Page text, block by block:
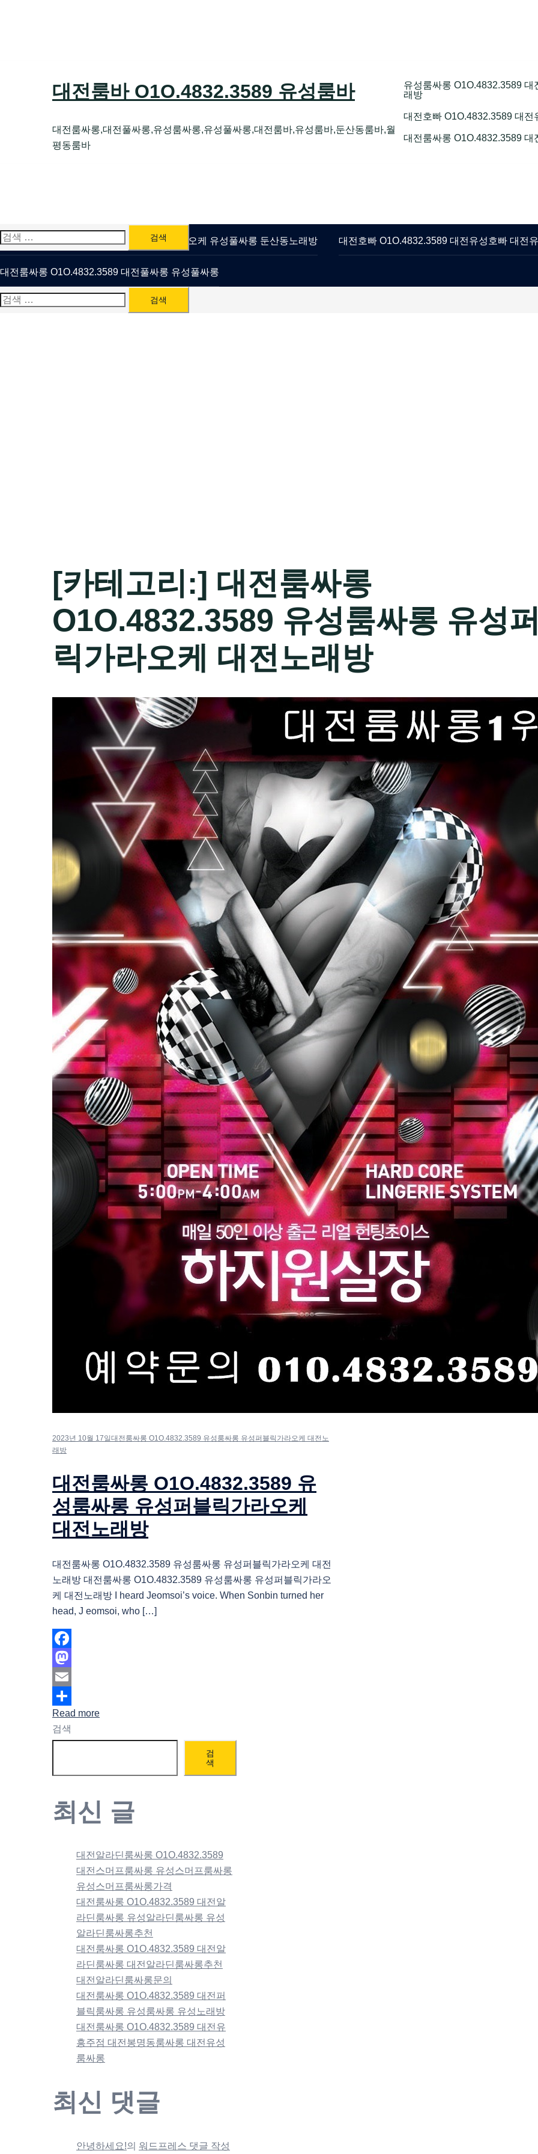
대전룸바 O1O.4832.3589 유성룸바
대전룸싸롱,대전풀싸롱,유성룸싸롱,유성풀싸롱,대전룸바,유성룸바,둔산동룸바,월
평동룸바
유성룸싸롱 O1O.4832.3589
래방
대전호빠 O1O.4832.3589 대
대전룸싸롱 O1O.4832.3589 대
검
색:
유성룸싸롱 O1O.4832.3589 대전퍼블릭가라오케 유성풀싸롱 둔산동노래방 대전호빠 O1O.4832.3589 대전유성호빠 대전
대전룸싸롱 O1O.4832.3589 대전풀싸롱 유성풀싸롱
검
[카테고리:] 대전룸싸롱
O1O.4832.3589 유성룸싸롱 유성
릭가라오케 대전노래방
2023년 10월 17일대전룸싸롱 O1O.4832.3589 유성룸싸롱 유성퍼블릭가라오케 대전노
래방
대전룸싸롱 O1O.4832.3589 유
성룸싸롱 유성퍼블릭가라오케
대전노래방
대전룸싸롱 O1O.4832.3589 유성룸싸롱 유성퍼블릭가라오케 대전
노래방 대전룸싸롱 O1O.4832.3589 유성룸싸롱 유성퍼블릭가라오
케 대전노래방 I heard Jeomsoi’s voice. When Sonbin turned her
head, J eomsoi, who […]
Facebook
Mastodon
Email
Share
Read more
검색
검
색
최신 글
대전알라딘룸싸롱 O1O.4832.3589
대전스머프룸싸롱 유성스머프룸싸롱
유성스머프룸싸롱가격
대전룸싸롱 O1O.4832.3589 대전알
라딘룸싸롱 유성알라딘룸싸롱 유성
알라딘룸싸롱추천
대전룸싸롱 O1O.4832.3589 대전알
라딘룸싸롱 대전알라딘룸싸롱추천
대전알라딘룸싸롱문의
대전룸싸롱 O1O.4832.3589 대전퍼
블릭룸싸롱 유성룸싸롱 유성노래방
대전룸싸롱 O1O.4832.3589 대전유
흥주점 대전봉명동룸싸롱 대전유성
룸싸롱
최신 댓글
안녕하세요!의 워드프레스 댓글 작성